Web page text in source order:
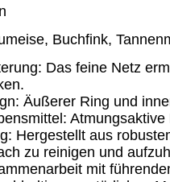
Buchfink,
Das feine Netz
Äußerer Ring und
Hergestellt aus
zu reinigen und
mit